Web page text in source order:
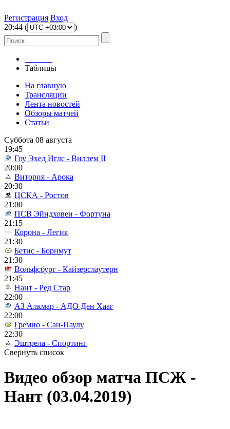
Регистрация Вход
20:44 ( )
Таблицы
На главную
Трансляции
Лента новостей
Обзоры матчей
Статьи
Суббота 08 августа
19:45
Гоу Эхед Иглс - Виллем II
20:00
Витория - Арока
20:30
ЦСКА - Ростов
21:00
ПСВ Эйндховен - Фортуна
21:15
Корона - Легия
21:30
Бетис - Борнмут
21:30
Вольфсбург - Кайзерслаутерн
21:45
Нант - Ред Стар
22:00
АЗ Алкмар - АДО Ден Хааг
22:00
Гремио - Сан-Паулу
22:30
Эштрела - Спортинг
Свернуть список
Видео обзор матча ПСЖ -
Нант (03.04.2019)